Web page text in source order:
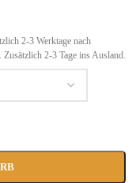
2-3 Werktage nach
2-3 Tage ins Ausland.